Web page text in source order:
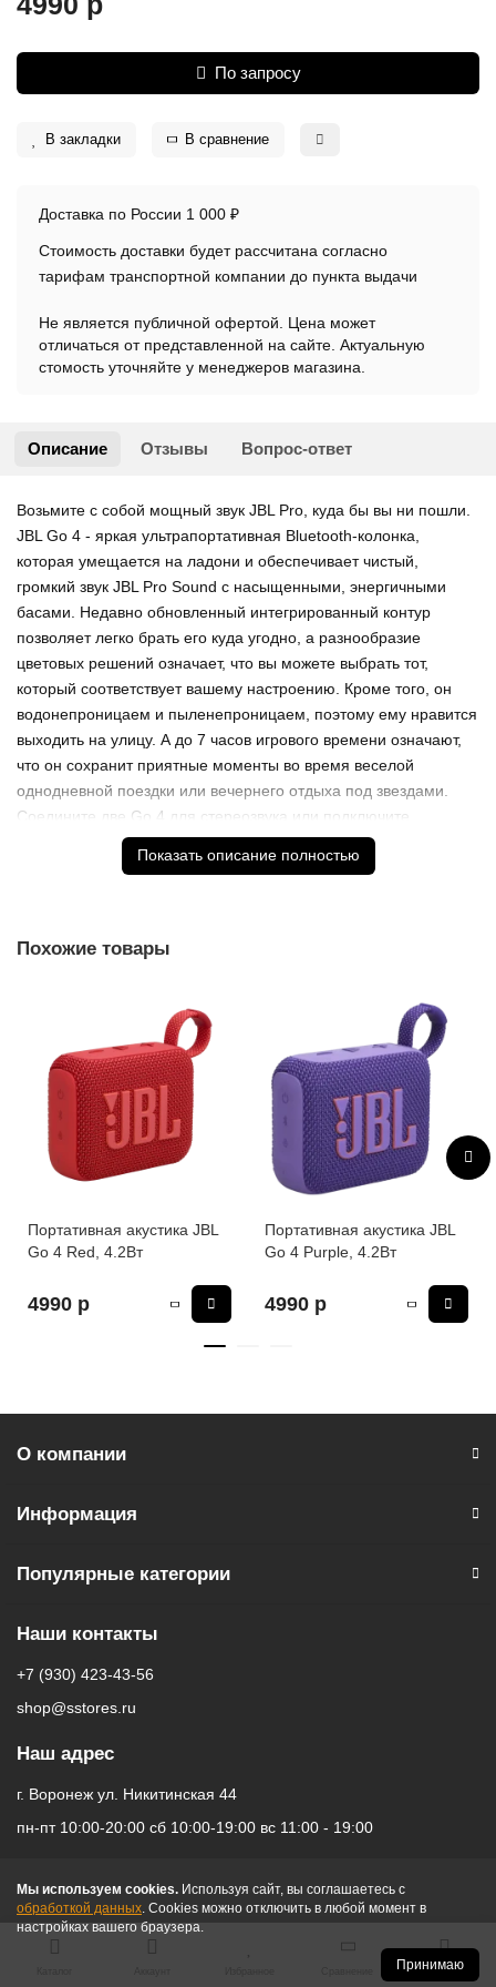
По запросу
В закладки В сравнение
Доставка по России 1 000 ₽
Стоимость доставки будет рассчитана согласно
тарифам транспортной компании до пункта выдачи
Не является публичной офертой. Цена может
отличаться от представленной на сайте. Актуальную
стомость уточняйте у менеджеров магазина.
Описание Отзывы Вопрос-ответ
Возьмите с собой мощный звук JBL Pro, куда бы вы ни пошли.
JBL Go 4 - яркая ультрапортативная Bluetooth-колонка,
которая умещается на ладони и обеспечивает чистый,
громкий звук JBL Pro Sound с насыщенными, энергичными
басами. Недавно обновленный интегрированный контур
позволяет легко брать его куда угодно, а разнообразие
цветовых решений означает, что вы можете выбрать тот,
который соответствует вашему настроению. Кроме того, он
водонепроницаем и пыленепроницаем, поэтому ему нравится
выходить на улицу. А до 7 часов игрового времени означают,
что он сохранит приятные моменты во время веселой
однодневной поездки или вечернего отдыха под звездами.
Соедините две Go 4 для стереозвука или подключите
несколько динамиков JBL с поддержкой Auracast по
беспроводной сети, чтобы получить еще более громкий звук.
Показать описание полностью
Похожие товары
Портативная акустика JBL
Go 4 Red, 4.2Вт
4990 р
Портативная акустика JBL
Go 4 Purple, 4.2Вт
4990 р
Мы используем cookies. Используя сайт, вы соглашаетесь с
обработкой данных. Cookies можно отключить в любой момент в
настройках вашего браузера.
Принимаю
О компании
Информация
Популярные категории
Наши контакты
+7 (930) 423-43-56
shop@sstores.ru
Наш адрес
г. Воронеж ул. Никитинская 44
пн-пт 10:00-20:00 сб 10:00-19:00 вс 11:00 - 19:00
Корзина